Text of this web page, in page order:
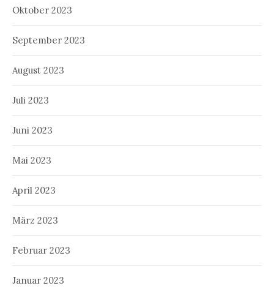
Oktober 2023
September 2023
August 2023
Juli 2023
Juni 2023
Mai 2023
April 2023
März 2023
Februar 2023
Januar 2023